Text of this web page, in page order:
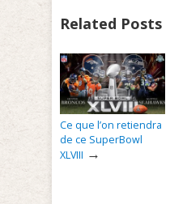
Related Posts
Ce que l’on retiendra
de ce SuperBowl
XLVIII →